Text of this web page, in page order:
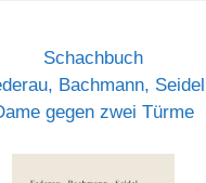
Schachbuch
Bachmann, Seidel
gegen zwei Türme